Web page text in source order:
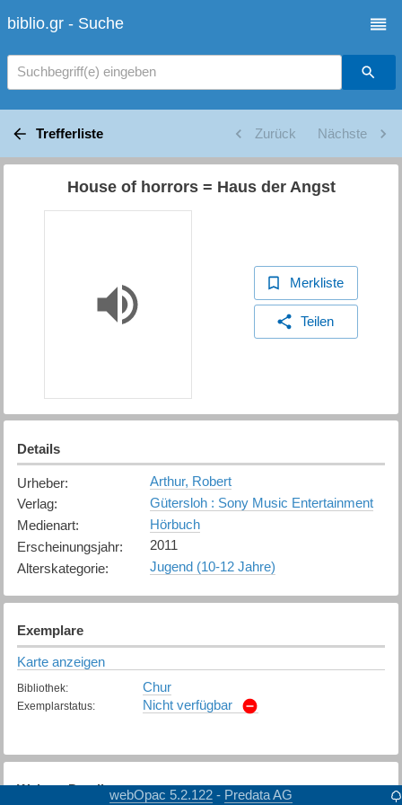
biblio.gr - Suche
Suchbegriff(e) eingeben
Trefferliste Zurück Nächste
House of horrors = Haus der Angst
Merkliste
Teilen
Details
Urheber:
Arthur, Robert
Verlag:
Gütersloh : Sony Music Entertainment
Medienart:
Hörbuch
Erscheinungsjahr:
2011
Alterskategorie: Jugend (10-12 Jahre)
Exemplare
Karte anzeigen
Bibliothek: Chur
Exemplarstatus: Nicht verfügbar
Weitere DetailswebOpac 5.2.122 - Predata AG